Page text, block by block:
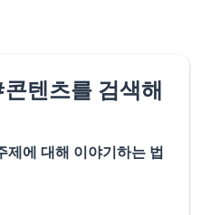
텐츠를 검색해
제에 대해 이야기하는 법